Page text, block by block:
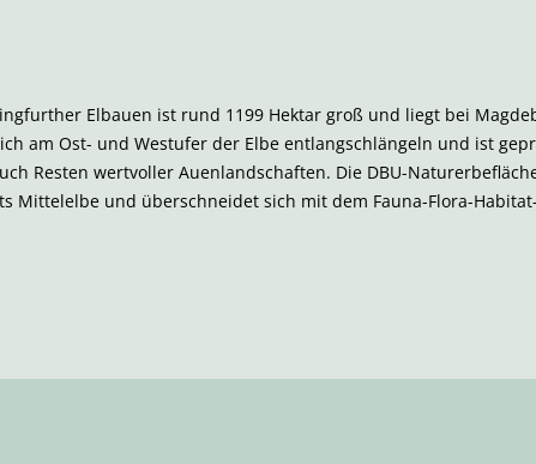
Elbauen ist rund 1199 Hektar groß und liegt bei
am Ost- und Westufer der Elbe entlangschlängeln und ist
Resten wertvoller Auenlandschaften. Die DBU-
Mittelelbe und überschneidet sich mit dem Fauna-Flora-